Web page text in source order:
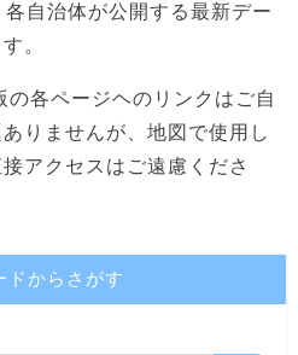
自治体が公開する最新デー
。
各ページヘのリンクはご自
りませんが、地図で使用し
アクセスはご遠慮くださ
ドからさがす